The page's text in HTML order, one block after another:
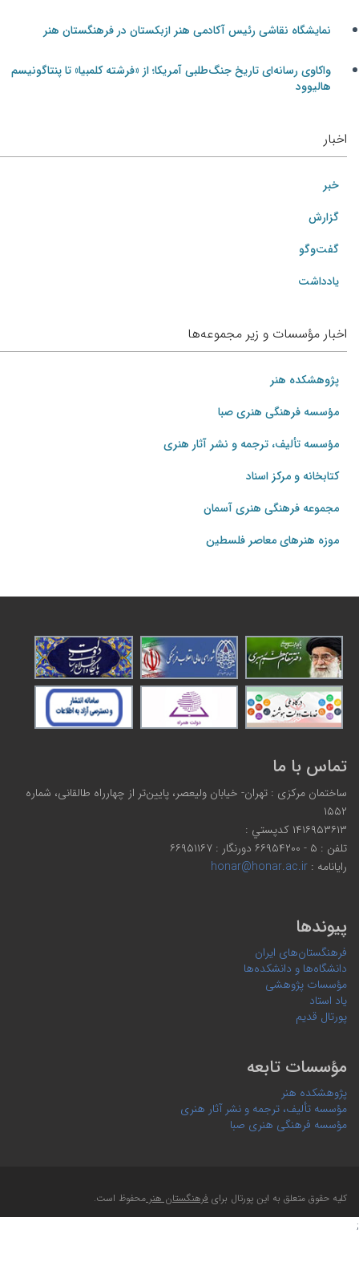
نمایشگاه نقاشی رئیس آکادمی هنر ازبکستان در فرهنگستان هنر
واکاوی رسانه‌ای تاریخ جنگ‌طلبی آمریکا؛ از «فرشته کلمبیا» تا پنتاگونیسم
هالیوود
اخبار
خبر
گزارش
گفت‌وگو
یادداشت
اخبار مؤسسات و زیر مجموعه‌ها
پژوهشکده هنر
مؤسسه فرهنگی هنری صبا
مؤسسه تألیف، ترجمه و نشر آثار هنری
کتابخانه و مرکز اسناد
مجموعه فرهنگی هنری آسمان
موزه هنرهای‌ معاصر فلسطین
تماس با ما
ساختمان مرکزی : تهران- خیابان ولیعصر، پایین‌تر از چهارراه طالقانی، شماره
۱۵۵۲
۱۴۱۶۹۵۳۶۱۳ كدپستي :
تلفن : ۵ - ۶۶۹۵۴۲۰۰ دورنگار : ۶۶۹۵۱۱۶۷
رایانامه :honar@honar.ac.ir
پیوندها
فرهنگستان‌های ایران
دانشگاه‌ها و دانشکده‌ها
مؤسسات پژوهشی
یاد استاد
پورتال قدیم
مؤسسات تابعه
پژوهشکده هنر
مؤسسه تألیف، ترجمه و نشر آثار هنری
مؤسسه فرهنگی هنری صبا
کلیه حقوق متعلق به این پورتال برایفرهنگستان هنرمحفوظ است.